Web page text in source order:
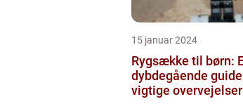
15 januar 2024
Rygsække til børn:
dybdegående guide
vigtige